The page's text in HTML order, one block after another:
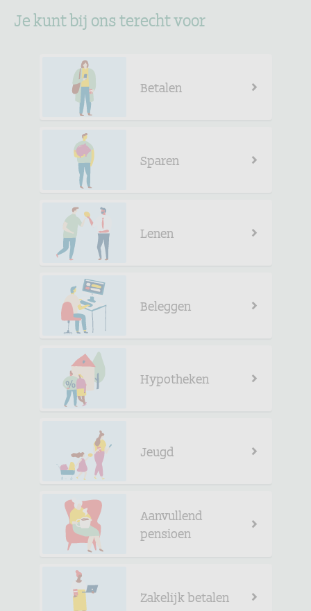
Je kunt bij ons terecht voor
Betalen
Sparen
Lenen
Beleggen
Hypotheken
Jeugd
Aanvullend
pensioen
Zakelijk betalen